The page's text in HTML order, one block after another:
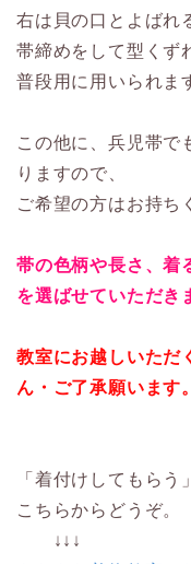
右は貝の口とよばれ
帯締めをして型くず
普段用に用いられま
この他に、兵児帯で
りますので、
ご希望の方はお持ち
帯の色柄や長さ、着
を選ばせていただき
教室にお越しいただ
ん・ご了承願います。
「着付けしてもら
こちらからどうぞ。
↓↓↓